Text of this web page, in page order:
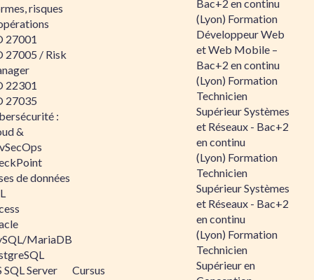
risques
27001
27005 / Risk
22301
27035
:
&
de données
MariaDB
SQL Server
Cursus
Bac+2 en continu
(Lyon) Formation
Développeur Web
et Web Mobile –
Bac+2 en continu
(Lyon) Formation
Technicien
Supérieur Systèmes
et Réseaux - Bac+2
en continu
(Lyon) Formation
Technicien
Supérieur Systèmes
et Réseaux - Bac+2
en continu
(Lyon) Formation
Technicien
Supérieur en